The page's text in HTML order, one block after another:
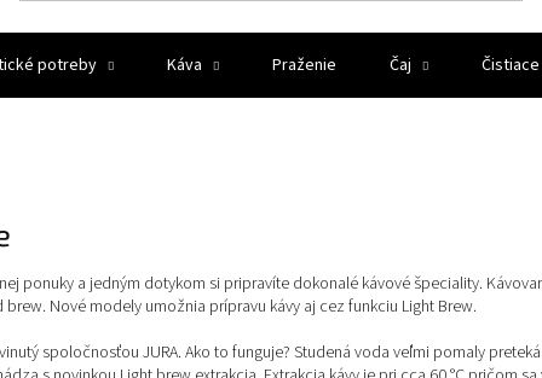
potreby Káva Praženie Čaj
ponuky a jedným dotykom si pripravíte dokonalé kávové špeciality.
Nové modely umožnia prípravu kávy aj cez funkciu Light Brew.
spoločnosťou JURA. Ako to funguje? Studená voda veľmi pomaly